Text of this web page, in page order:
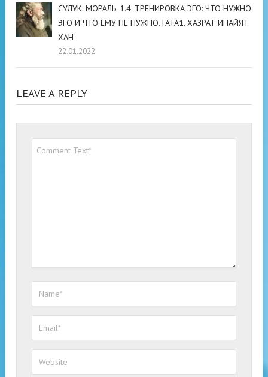
СУЛУК: МОРАЛЬ. 1.4. ТРЕНИРОВКА ЭГО: ЧТО НУЖНО
ЭГО И ЧТО ЕМУ НЕ НУЖНО. ГАТА1. ХАЗРАТ ИНАЙЯТ
ХАН
22.01.2022
LEAVE A REPLY